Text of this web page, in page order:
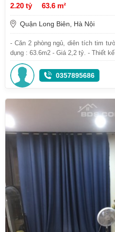
2.20 tỷ
63.6 m²
Quận Long Biên, Hà Nội
- Căn 2 phòng ngủ, diên tích tim
dụng : 63.6m2 - Giá 2,2 tỷ. - Thiết
0357895686